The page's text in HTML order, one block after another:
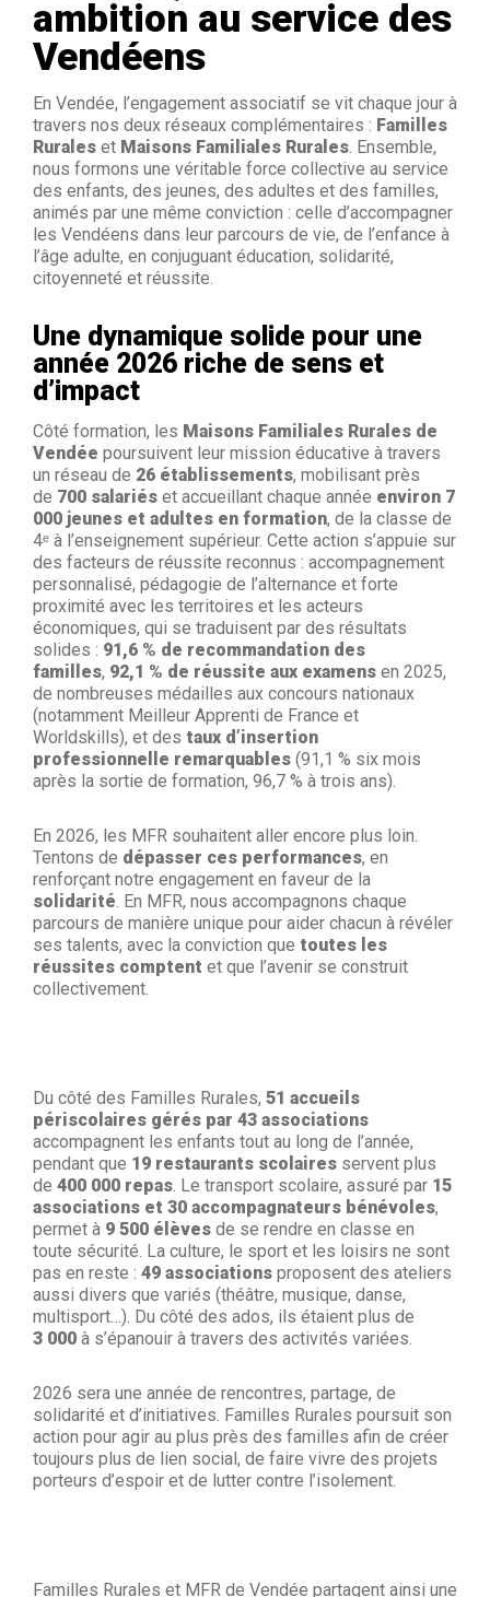
ambition au service des
Vendéens
En Vendée, l’engagement associatif se vit chaque jour à
travers nos deux réseaux complémentaires : Familles
Rurales et Maisons Familiales Rurales. Ensemble,
nous formons une véritable force collective au service
des enfants, des jeunes, des adultes et des familles,
animés par une même conviction : celle d’accompagner
les Vendéens dans leur parcours de vie, de l’enfance à
l’âge adulte, en conjuguant éducation, solidarité,
citoyenneté et réussite.
Une dynamique solide pour une
année 2026 riche de sens et
d’impact
Côté formation, les Maisons Familiales Rurales de
Vendée poursuivent leur mission éducative à travers
un réseau de 26 établissements, mobilisant près
de 700 salariés et accueillant chaque année environ 7
000 jeunes et adultes en formation, de la classe de
4ᵉ à l’enseignement supérieur. Cette action s’appuie sur
des facteurs de réussite reconnus : accompagnement
personnalisé, pédagogie de l’alternance et forte
proximité avec les territoires et les acteurs
économiques, qui se traduisent par des résultats
solides : 91,6 % de recommandation des
familles, 92,1 % de réussite aux examens en 2025,
de nombreuses médailles aux concours nationaux
(notamment Meilleur Apprenti de France et
Worldskills), et des taux d’insertion
professionnelle remarquables (91,1 % six mois
après la sortie de formation, 96,7 % à trois ans).
En 2026, les MFR souhaitent aller encore plus loin.
Tentons de dépasser ces performances, en
renforçant notre engagement en faveur de la
solidarité. En MFR, nous accompagnons chaque
parcours de manière unique pour aider chacun à révéler
ses talents, avec la conviction que toutes les
réussites comptent et que l’avenir se construit
collectivement.
Du côté des Familles Rurales, 51 accueils
périscolaires gérés par 43 associations
accompagnent les enfants tout au long de l’année,
pendant que 19 restaurants scolaires servent plus
de 400 000 repas. Le transport scolaire, assuré par 15
associations et 30 accompagnateurs bénévoles,
permet à 9 500 élèves de se rendre en classe en
toute sécurité. La culture, le sport et les loisirs ne sont
pas en reste : 49 associations proposent des ateliers
aussi divers que variés (théâtre, musique, danse,
multisport…). Du côté des ados, ils étaient plus de
3 000 à s’épanouir à travers des activités variées.
2026 sera une année de rencontres, partage, de
solidarité et d’initiatives. Familles Rurales poursuit son
action pour agir au plus près des familles afin de créer
toujours plus de lien social, de faire vivre des projets
porteurs d’espoir et de lutter contre l’isolement.
Familles Rurales et MFR de Vendée partagent ainsi une